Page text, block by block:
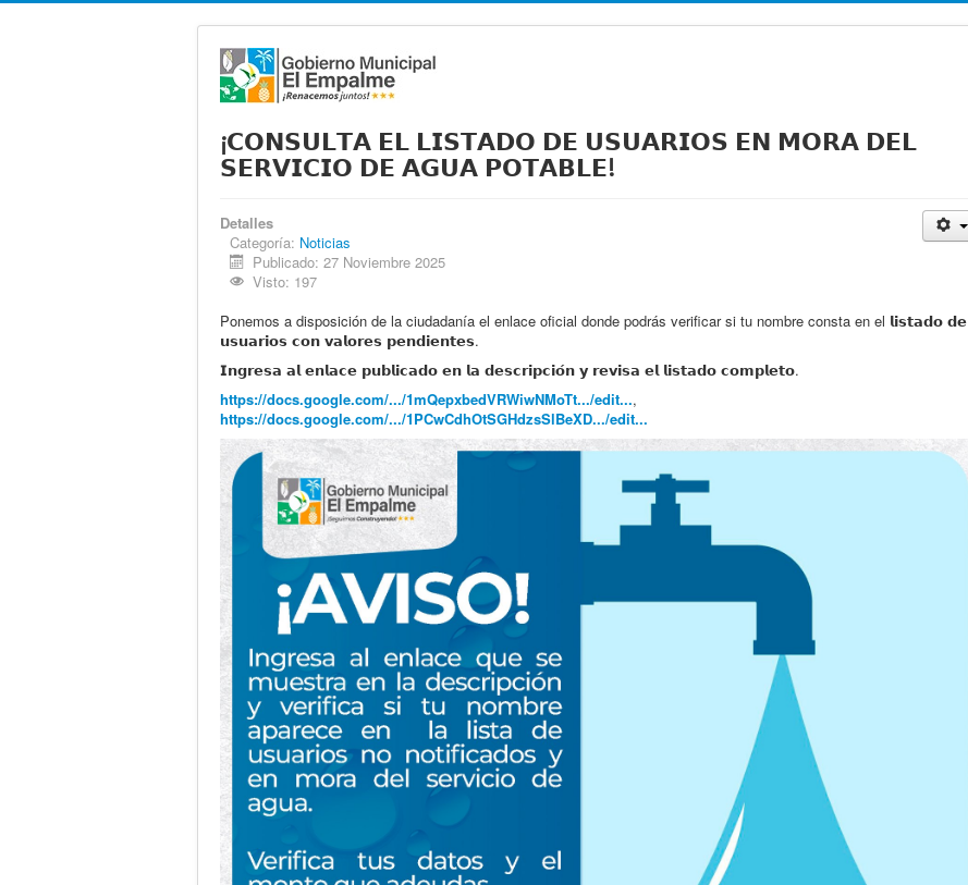
¡𝗖𝗢𝗡𝗦𝗨𝗟𝗧𝗔 𝗘𝗟 𝗟𝗜𝗦𝗧𝗔𝗗𝗢 𝗗𝗘 𝗨𝗦𝗨𝗔𝗥𝗜𝗢𝗦 𝗘𝗡 𝗠𝗢𝗥𝗔 𝗗𝗘𝗟
𝗦𝗘𝗥𝗩𝗜𝗖𝗜𝗢 𝗗𝗘 𝗔𝗚𝗨𝗔 𝗣𝗢𝗧𝗔𝗕𝗟𝗘!
Detalles
Categoría: Noticias
Publicado: 27 Noviembre 2025
Visto: 197
Ponemos a disposición de la ciudadanía el enlace oficial donde podrás verificar si tu nombre consta en el 𝗹𝗶𝘀𝘁𝗮𝗱𝗼 𝗱𝗲
𝘂𝘀𝘂𝗮𝗿𝗶𝗼𝘀 𝗰𝗼𝗻 𝘃𝗮𝗹𝗼𝗿𝗲𝘀 𝗽𝗲𝗻𝗱𝗶𝗲𝗻𝘁𝗲𝘀.
𝗜𝗻𝗴𝗿𝗲𝘀𝗮 𝗮𝗹 𝗲𝗻𝗹𝗮𝗰𝗲 𝗽𝘂𝗯𝗹𝗶𝗰𝗮𝗱𝗼 𝗲𝗻 𝗹𝗮 𝗱𝗲𝘀𝗰𝗿𝗶𝗽𝗰𝗶𝗼́𝗻 𝘆 𝗿𝗲𝘃𝗶𝘀𝗮 𝗲𝗹 𝗹𝗶𝘀𝘁𝗮𝗱𝗼 𝗰𝗼𝗺𝗽𝗹𝗲𝘁𝗼.
https://docs.google.com/.../1mQepxbedVRWiwNMoTt.../edit...,
https://docs.google.com/.../1PCwCdhOtSGHdzsSlBeXD.../edit...